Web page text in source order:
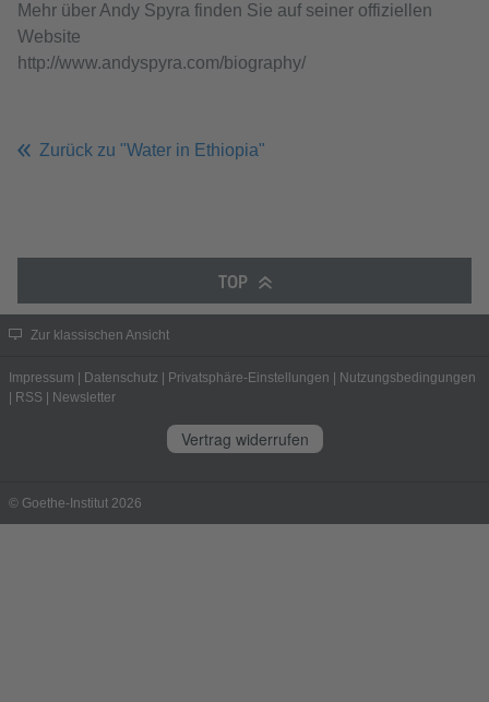
Mehr über Andy Spyra finden Sie auf seiner offiziellen
Website
http://www.andyspyra.com/biography/
Zurück zu "Water in Ethiopia"
TOP
Zur klassischen Ansicht
Impressum Datenschutz Privatsphäre-Einstellungen
Nutzungsbedingungen
RSS Newsletter
Vertrag widerrufen
© Goethe-Institut 2026